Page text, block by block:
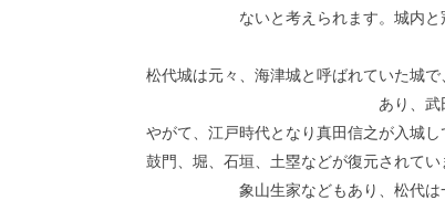
ないと考えられます。城内
松代城は元々、海津城と呼ばれていた城
あり、武
やがて、江戸時代となり真田信之が入城
鼓門、堀、石垣、土塁などが復元されて
象山生家などもあり、松代